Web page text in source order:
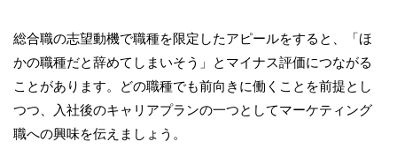
総合職の志望動機で職種を限定したアピールをすると、「ほ
かの職種だと辞めてしまいそう」とマイナス評価につながる
ことがあります。どの職種でも前向きに働くことを前提とし
つつ、入社後のキャリアプランの一つとしてマーケティング
職への興味を伝えましょう。